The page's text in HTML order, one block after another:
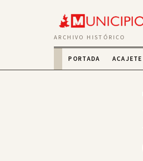
ARCHIVO HISTÓRICO
PORTADA ACAJETE